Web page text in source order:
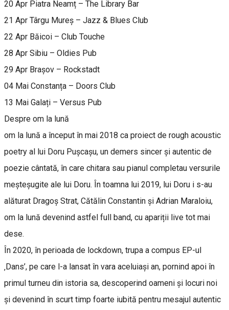
20 Apr Piatra Neamț – The Library Bar
21 Apr Târgu Mureș – Jazz & Blues Club
22 Apr Băicoi – Club Touche
28 Apr Sibiu – Oldies Pub
29 Apr Brașov – Rockstadt
04 Mai Constanța – Doors Club
13 Mai Galați – Versus Pub
Despre om la lună
om la lună a început în mai 2018 ca proiect de rough acoustic
poetry al lui Doru Pușcașu, un demers sincer și autentic de
poezie cântată, în care chitara sau pianul completau versurile
meșteșugite ale lui Doru. În toamna lui 2019, lui Doru i s-au
alăturat Dragoș Strat, Cătălin Constantin și Adrian Maraloiu,
om la lună devenind astfel full band, cu apariții live tot mai
dese.
În 2020, în perioada de lockdown, trupa a compus EP-ul
‚Dans’, pe care l-a lansat în vara aceluiași an, pornind apoi în
primul turneu din istoria sa, descoperind oameni și locuri noi
și devenind în scurt timp foarte iubită pentru mesajul autentic